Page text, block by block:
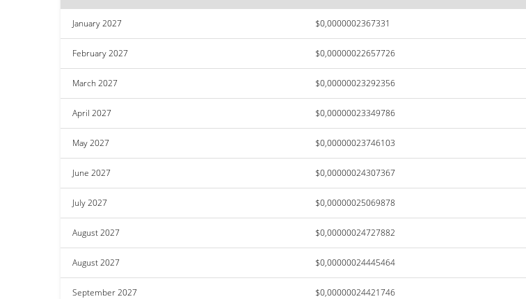
January 2027 $0,0000002367331
February 2027 $0,00000022657726
March 2027 $0,00000023292356
April 2027 $0,00000023349786
May 2027 $0,00000023746103
June 2027 $0,00000024307367
July 2027 $0,00000025069878
August 2027 $0,00000024727882
August 2027 $0,00000024445464
September 2027 $0,00000024421746